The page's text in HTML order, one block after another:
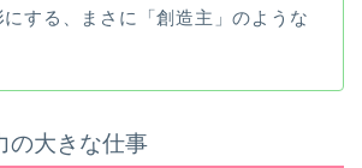
する、まさに「創造主」のような
の大きな仕事